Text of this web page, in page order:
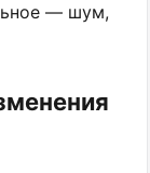
— шум,